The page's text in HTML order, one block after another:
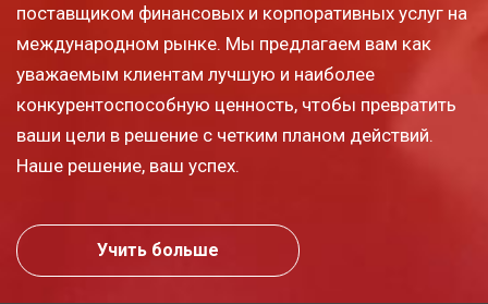
поставщиком финансовых и корпоративных услуг на
международном рынке. Мы предлагаем вам как
уважаемым клиентам лучшую и наиболее
конкурентоспособную ценность, чтобы превратить
ваши цели в решение с четким планом действий.
Наше решение, ваш успех.
Учить больше